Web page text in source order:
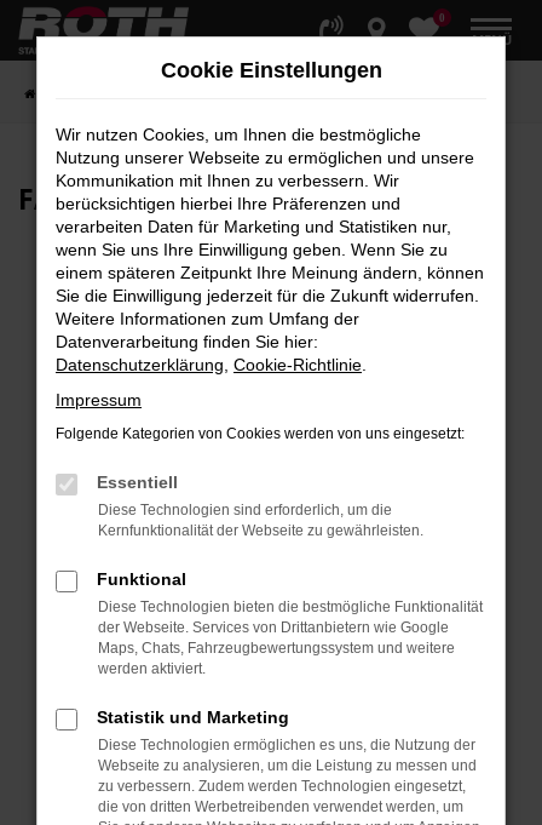
Zum
Hauptinhalt
0
MENÜ
FAHRZEUG-SHOWROOM
Fehler: Network Error
Beim Laden ist ein Fehler aufgetreten.
Hier sind ein paar Tipps, die dir helfen können:
Überprüfe deine Firewall und deine
Laden andere Webseiten, zum Beispiel deine
Suchmaschine?
Prüfe deine Browsererweiterungen.
Manche Erweiterungen, wie Werbeblocker,
können das Laden bestimmter Seiten
verhindern. Funktioniert die Seite in einem
anderen Browser oder in einem privaten
Fenster?
Starte dein Gerät neu.
Das kann manchmal helfen, vorübergehende
Probleme zu beheben.
Stelle sicher, dass dein Browser und dein
Cookie Einstellungen
Wir nutzen Cookies, um Ihnen die bestmögliche
Nutzung unserer Webseite zu ermöglichen und unsere
Kommunikation mit Ihnen zu verbessern. Wir
berücksichtigen hierbei Ihre Präferenzen und
verarbeiten Daten für Marketing und Statistiken nur,
wenn Sie uns Ihre Einwilligung geben. Wenn Sie zu
einem späteren Zeitpunkt Ihre Meinung ändern, können
Sie die Einwilligung jederzeit für die Zukunft widerrufen.
Weitere Informationen zum Umfang der
Datenverarbeitung finden Sie hier:
Datenschutzerklärung Cookie-Richtlinie
Impressum
Folgende Kategorien von Cookies werden von uns eingesetzt:
Essentiell
Diese Technologien sind erforderlich, um die
Kernfunktionalität der Webseite zu gewährleisten.
Funktional
Diese Technologien bieten die bestmögliche Funktionalität
der Webseite. Services von Drittanbietern wie Google
Maps, Chats, Fahrzeugbewertungssystem und weitere
werden aktiviert.
Statistik und Marketing
Diese Technologien ermöglichen es uns, die Nutzung der
Webseite zu analysieren, um die Leistung zu messen und
zu verbessern. Zudem werden Technologien eingesetzt,
die von dritten Werbetreibenden verwendet werden, um